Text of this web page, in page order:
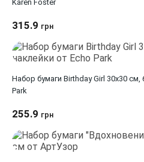
Karen Foster
315.9 грн
Набор бумаги Birthday Girl 30х30
Park
255.9 грн